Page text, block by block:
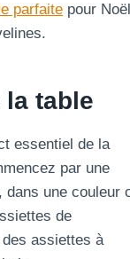
parfaite pour
la table
essentiel de la
par une
dans une couleur
de
assiettes à